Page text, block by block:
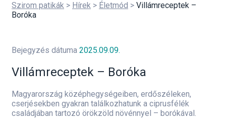
Szirom patikák > Hírek > Életmód > Villámreceptek –
Boróka
Bejegyzés dátuma 2025.09.09.
Villámreceptek – Boróka
Magyarország középhegységeiben, erdőszéleken,
cserjésekben gyakran találkozhatunk a ciprusfélék
családjában tartozó örökzöld növénnyel – borókával.